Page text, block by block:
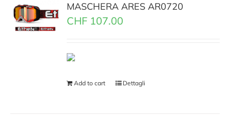
MASCHERA ARES AR0720
CHF 107.00
Add to cart Dettagli